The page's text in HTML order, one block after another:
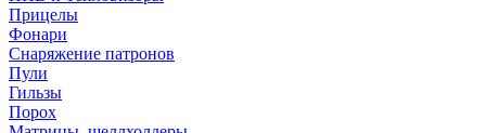
Прицелы
Фонари
Снаряжение патронов
Пули
Гильзы
Порох